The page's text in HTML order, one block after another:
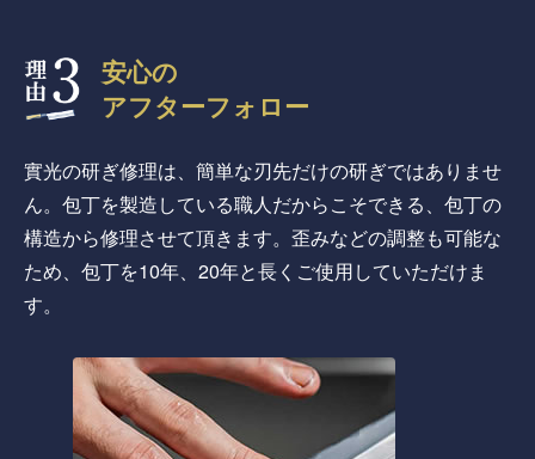
安心の
アフターフォロー
實光の研ぎ修理は、簡単な刃先だけの研ぎではありませ
ん。包丁を製造している職人だからこそできる、包丁の
構造から修理させて頂きます。歪みなどの調整も可能な
ため、包丁を10年、20年と長くご使用していただけま
す。